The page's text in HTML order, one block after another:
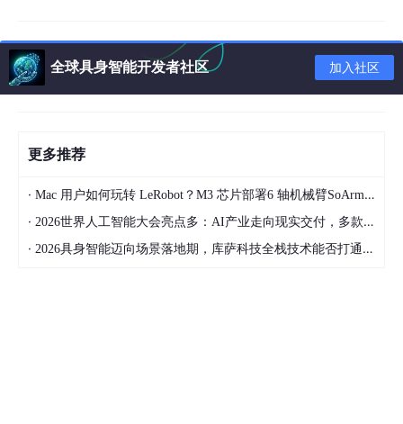
全球具身智能开发者社区 加入社区
更多推荐
· Mac 用户如何玩转 LeRobot？M3 芯片部署6 轴机械臂SoArm101经验总结 第3篇
· 2026世界人工智能大会亮点多：AI产业走向现实交付，多款创新产品亮相！
· 2026具身智能迈向场景落地期，库萨科技全栈技术能否打通城市服务机器人规模化之路？